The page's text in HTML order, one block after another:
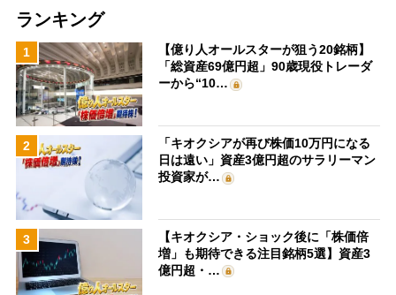
ランキング
1
【億り人オールスターが狙う20銘柄】
「総資産69億円超」90歳現役トレーダ
ーから“10…
2
「キオクシアが再び株価10万円になる
日は遠い」資産3億円超のサラリーマン
投資家が…
3
【キオクシア・ショック後に「株価倍
増」も期待できる注目銘柄5選】資産3
億円超・…